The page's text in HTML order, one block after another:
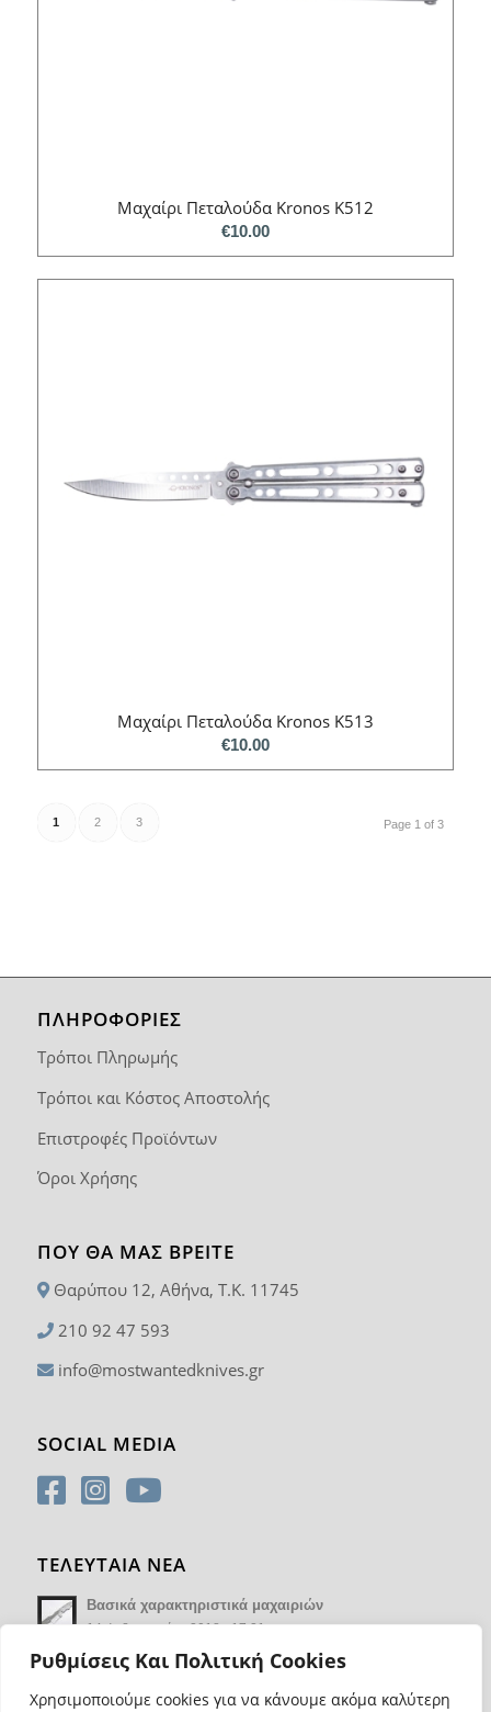
Ρυθμίσεις Και Πολιτική Cookies
Χρησιμοποιούμε cookies για να κάνουμε ακόμα καλύτερη
Μαχαίρι Πεταλούδα Kronos K512
€10.00
Μαχαίρι Πεταλούδα Kronos K513
€10.00
Page 1 of 3
1 2 3
ΠΛΗΡΟΦΟΡΙΕΣ
Τρόποι Πληρωμής
Τρόποι και Κόστος Αποστολής
Επιστροφές Προϊόντων
Όροι Χρήσης
ΠΟΥ ΘΑ ΜΑΣ ΒΡΕΊΤΕ
Θαρύπου 12, Αθήνα, T.K. 11745
210 92 47 593
info@mostwantedknives.gr
SOCIAL MEDIA
ΤΕΛΕΥΤΑΙΑ ΝΕΑ
Βασικά χαρακτηριστικά μαχαιριών
14 Φεβρουαρίου 2018 - 17:21